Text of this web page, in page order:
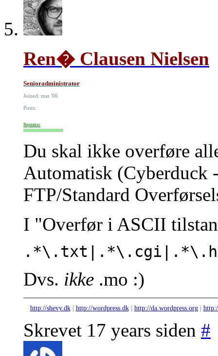
Ren� Clausen Nielsen
Senioradministrator
Joined: mar '06
Posts:
Reputation:
Du skal ikke overføre
Automatisk
FTP/Standard
I "Overfør i ASCII
Dvs. ikke .mo :)
http://shevy.dk| http://wordpress.dk| http://da.wordpress.org|
Skrevet 17 years siden #